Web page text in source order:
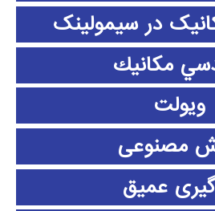
در سیمولینک
مكانيك
ویولت
مصنوعی
عمیق